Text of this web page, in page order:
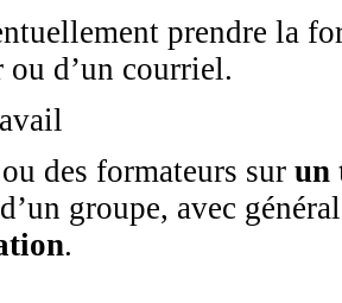
prendre la
ou d’un courriel.
des formateurs sur un
groupe, avec
.